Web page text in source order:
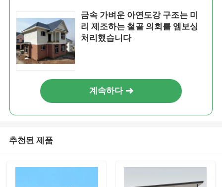
금속 가벼운 아연도강 구조는 미
리 제조하는 철골 의회를 엠보싱
처리했습니다
계속하다
추천된 제품